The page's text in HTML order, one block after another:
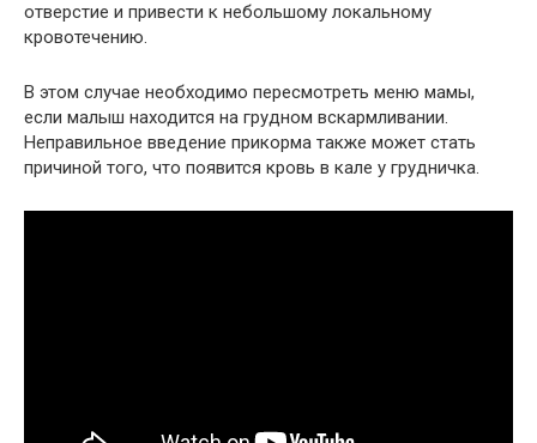
отверстие и привести к небольшому локальному
кровотечению.
В этом случае необходимо пересмотреть меню мамы,
если малыш находится на грудном вскармливании.
Неправильное введение прикорма также может стать
причиной того, что появится кровь в кале у грудничка.